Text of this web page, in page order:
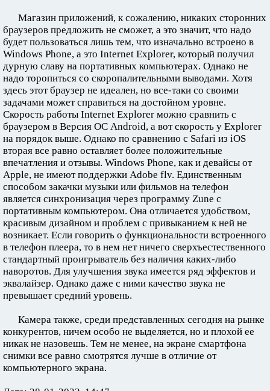
Магазин приложений, к сожалению, никаких сторонних
браузеров предложить не сможет, а это значит, что надо
будет пользоваться лишь тем, что изначально встроено в
Windows Phone, а это Internet Explorer, который получил
дурную славу на портативных компьютерах. Однако не
надо торопиться со скоропалительными выводами. Хотя
здесь этот браузер не идеален, но все-таки со своими
задачами может справиться на достойном уровне.
Скорость работы Internet Explorer можно сравнить с
браузером в Версия ОС Android, а вот скорость у Explorer
на порядок выше. Однако по сравнению с Safari из iOS
вторая все равно оставляет более положительные
впечатления и отзывы. Windows Phone, как и девайсы от
Apple, не имеют поддержки Adobe flv. Единственным
способом закачки музыки или фильмов на телефон
является синхронизация через программу Zune с
портативным компьютером. Она отличается удобством,
красивым дизайном и проблем с привыканием к ней не
возникает. Если говорить о функциональности встроенного
в телефон плеера, то в нем нет ничего сверхъестественного
стандартный проигрыватель без наличия каких-либо
наворотов. Для улучшения звука имеется ряд эффектов и
эквалайзер. Однако даже с ними качество звука не
превышает средний уровень.
Камера также, среди представленных сегодня на рынке
конкурентов, ничем особо не выделяется, но и плохой ее
никак не назовешь. Тем не менее, на экране смартфона
снимки все равно смотрятся лучше в отличие от
компьютерного экрана.